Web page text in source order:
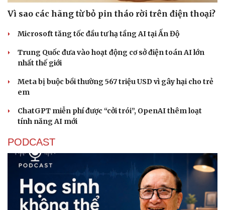
Sức khỏe
Dinh dưỡng - món ngon
Sản phụ khoa
Nhi khoa
Nam khoa
Phòng mạch online
Ăn sạch sống khỏe
Đời sống
Vì sao các hãng từ bỏ pin tháo rời trên điện thoại?
Microsoft tăng tốc đầu tư hạ tầng AI tại Ấn Độ
Trung Quốc đưa vào hoạt động cơ sở điện toán AI lớn
nhất thế giới
Meta bị buộc bồi thường 567 triệu USD vì gây hại cho trẻ
em
ChatGPT miễn phí được “cởi trói”, OpenAI thêm loạt
tính năng AI mới
PODCAST